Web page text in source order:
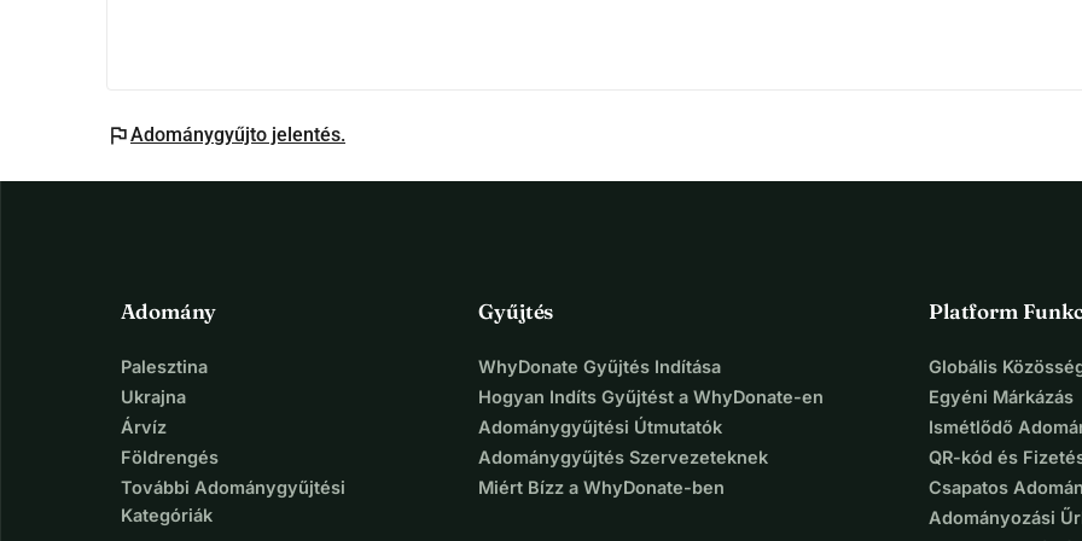
flagAdománygyűjto jelentés.
Adomány
Palesztina
Ukrajna
Árvíz
Földrengés
További Adománygyűjtési
Kategóriák
Gyűjtés
WhyDonate Gyűjtés Indítása
Hogyan Indíts Gyűjtést a WhyDonate-en
Adománygyűjtési Útmutatók
Adománygyűjtés Szervezeteknek
Miért Bízz a WhyDonate-ben
Platform
Globális
Egyéni Márkázás
Ismétlődő
QR-kód és
Csapatos
Adományozási